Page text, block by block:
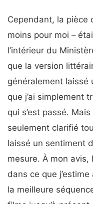
Cependant, la pièce
moins pour moi –
l’intérieur du
que la version
généralement laissé
que j’ai simplement
qui s’est passé.
seulement clarifié
laissé un sentiment
mesure. À mon avis,
dans ce que
la meilleure